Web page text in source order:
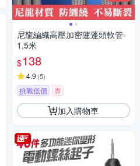
尼龍編織高壓加密蓮蓬頭軟管-
1.5米
$138
4.9 (5)
挑戰低價 券
加入購物車